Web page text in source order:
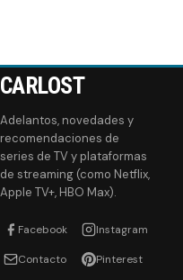
CARLOST
Adelantos, novedades y
recomendaciones de
series de TV y plataformas
de streaming (como Netflix,
Apple TV+, HBO Max).
Facebook Instagram
Contacto Pinterest